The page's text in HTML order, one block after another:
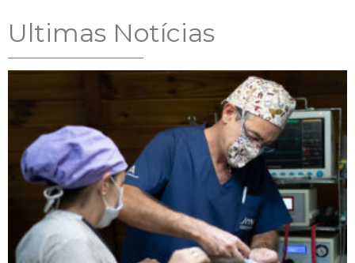
Ultimas Notícias